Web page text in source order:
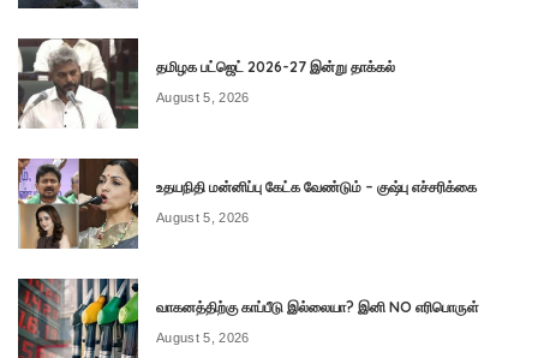
தமிழக பட்ஜெட் 2026-27 இன்று தாக்கல்
August 5, 2026
உதயநிதி மன்னிப்பு கேட்க வேண்டும் – குஷ்பு எச்சரிக்கை
August 5, 2026
வாகனத்திற்கு காப்பீடு இல்லையா? இனி NO எரிபொருள்
August 5, 2026